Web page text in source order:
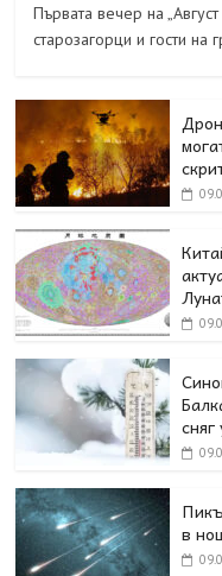
Първата вечер на
старозагорци и гости
сняг
в